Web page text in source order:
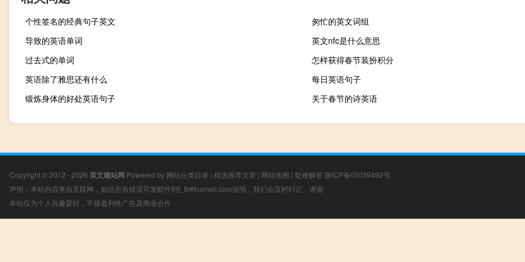
个性签名的经典句子英文
匆忙的英文词组
导致的英语单词
英文nfc是什么意思
过去式的单词
怎样获得春节装扮积分
英语除了雅思还有什么
每日英语句子
锻炼身体的好处英语句子
关于春节的诗英语
Copyright © 2012 - 2026 英文建站网 Powered by 网站分类目录 | 精选推荐文章 | 网站地图 | 疑难解答 陕ICP备05039492号
声明：本站内容来自互联网，如信息有错误可发邮件到f_fb#foxmail.com说明，我们会及时纠正，谢谢
本站仅为个人兴趣爱好，不接盈利性广告及商业合作